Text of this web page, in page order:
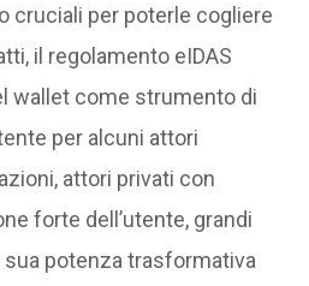
cruciali per poterle cogliere
il regolamento eIDAS
wallet come strumento di
per alcuni attori
attori privati con
forte dell’utente, grandi
potenza trasformativa